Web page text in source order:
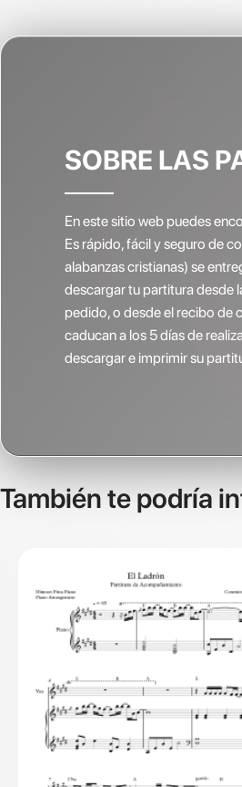
SOBRE LAS
En este sitio web puedes
Es rápido, fácil y seguro de
alabanzas cristianas) se
descargar tu partitura desde
pedido, o desde el recibo de
caducan a los 5 días de
descargar e imprimir su
También te podría